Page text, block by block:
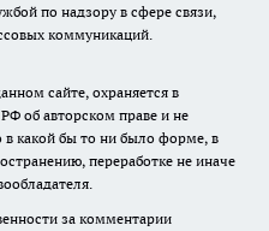
по надзору в сфере связи,
коммуникаций.
сайте, охраняется в
об авторском праве и не
какой бы то ни было форме, в
переработке не иначе
за комментарии